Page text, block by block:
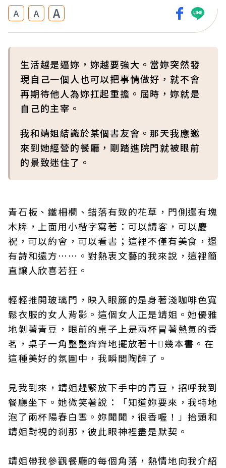
A A A
生活越是逼妳，妳越要強大。當妳突然發
現自己一個人也可以把事情做好，就不會
再期待他人為妳扛起重擔。屆時，妳就是
自己的主宰。
我和靖姐結識於某個書友會。那天我應邀
來到她經營的餐廳，剛踏進院門就被眼前
的景致迷住了。
青石板、鐵柵欄、錯落有致的花草，門側還有塊
木牌，上面用小楷字寫著：可以請客，可以慶
祝，可以約會，可以看書；這裡不僅有美食，還
有詩和遠方⋯⋯。對熱衷文藝的我來說，這裡簡
直讓人欣喜若狂。
輕輕推開玻璃門，映入眼簾的是身著淺咖啡色寬
鬆衣服的女人背影。這個女人正是靖姐。她優雅
地剝著青豆，眼前的桌子上是兩杯冒著熱氣的香
茗，桌子一角整整齊齊地擺放著十幾本書。在
這種美好的氛圍中，我瞬間陶醉了。
見我到來，靖姐趕緊放下手中的青豆，招呼我到
餐廳坐下。她微笑著說：「知道妳要來，我特地
泡了兩杯陽春白雪。妳聞聞，很香喔！」抬頭和
靖姐對視的剎那，彼此眼神裡盡是默契。
靖姐帶我參觀餐廳的每個角落，熱情地向我介紹